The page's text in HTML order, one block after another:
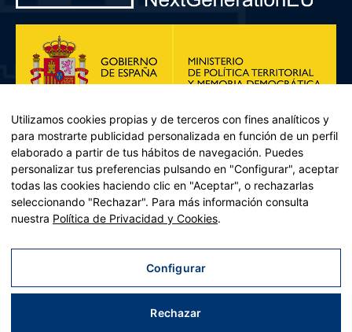
Plan de Recuperación, Transformación y Resiliencia – Financiado por
Recuperación y resiliencia, establecido por el Reglamento (UE)
2021/241 del Parlamento Europeo y del Consejo, de 12 de febrero
Utilizamos cookies propias y de terceros con fines analíticos y
para mostrarte publicidad personalizada en función de un perfil
elaborado a partir de tus hábitos de navegación. Puedes
personalizar tus preferencias pulsando en "Configurar", aceptar
todas las cookies haciendo clic en "Aceptar", o rechazarlas
seleccionando "Rechazar". Para más información consulta
nuestra Política de Privacidad y Cookies.
Configurar
Rechazar